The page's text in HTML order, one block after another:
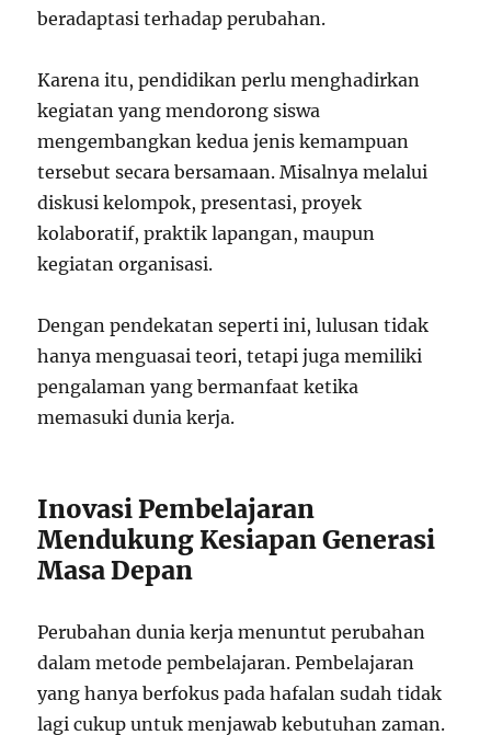
beradaptasi terhadap perubahan.
Karena itu, pendidikan perlu menghadirkan
kegiatan yang mendorong siswa
mengembangkan kedua jenis kemampuan
tersebut secara bersamaan. Misalnya melalui
diskusi kelompok, presentasi, proyek
kolaboratif, praktik lapangan, maupun
kegiatan organisasi.
Dengan pendekatan seperti ini, lulusan tidak
hanya menguasai teori, tetapi juga memiliki
pengalaman yang bermanfaat ketika
memasuki dunia kerja.
Inovasi Pembelajaran
Mendukung Kesiapan Generasi
Masa Depan
Perubahan dunia kerja menuntut perubahan
dalam metode pembelajaran. Pembelajaran
yang hanya berfokus pada hafalan sudah tidak
lagi cukup untuk menjawab kebutuhan zaman.